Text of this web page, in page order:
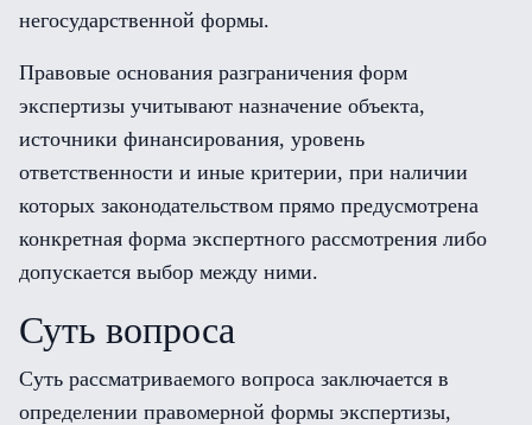
негосударственной формы.
Правовые основания разграничения форм
экспертизы учитывают назначение объекта,
источники финансирования, уровень
ответственности и иные критерии, при наличии
которых законодательством прямо предусмотрена
конкретная форма экспертного рассмотрения либо
допускается выбор между ними.
Суть вопроса
Суть рассматриваемого вопроса заключается в
определении правомерной формы экспертизы,